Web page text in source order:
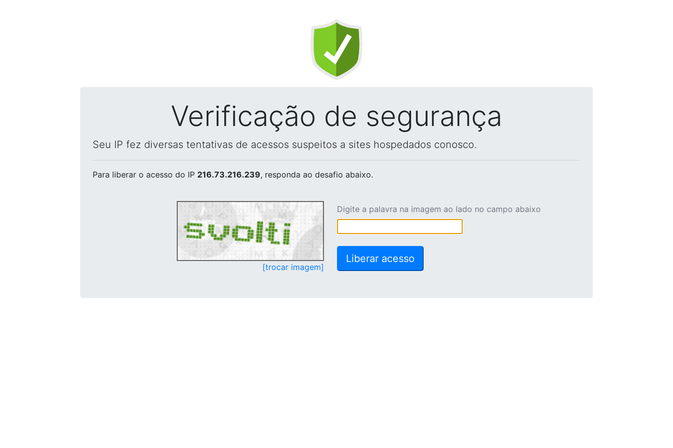
Verificação de segurança
Seu IP fez diversas tentativas de acessos suspeitos a sites hospedados conosco.
Para liberar o acesso do IP 216.73.216.239, responda ao desafio abaixo.
[trocar imagem]
Digite a palavra na imagem ao lado no campo abaixo